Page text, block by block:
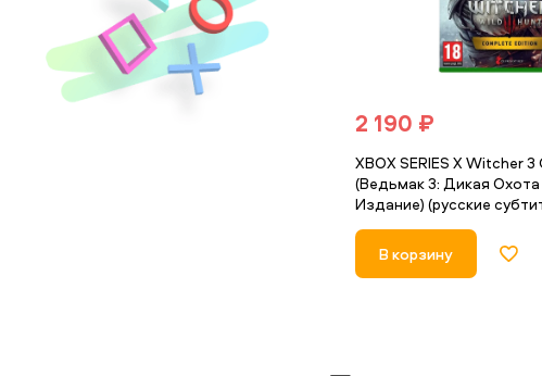
2 190 ₽
XBOX SERIES X Witcher
(Ведьмак 3: Дикая
Издание) (русские
В корзину